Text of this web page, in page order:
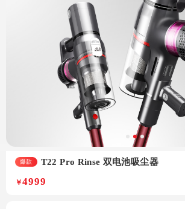
爆款 T22 Pro Rinse 双电池吸尘器
￥4999